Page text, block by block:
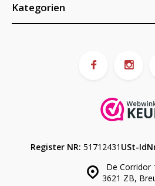
Kategorien
De Corridor
3621 ZB,
Register NR: 51712431 USt-